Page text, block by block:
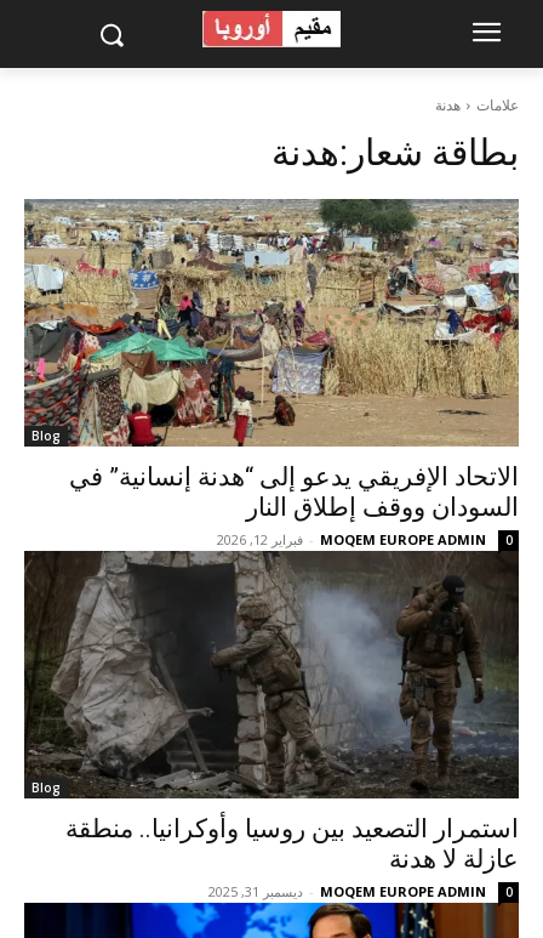
علامات هدنة
بطاقة شعار:هدنة
Blog
الاتحاد الإفريقي يدعو إلى “هدنة إنسانية” في
السودان ووقف إطلاق النار
MOQEM EUROPE ADMIN
- فبراير 12, 2026 0
Blog
استمرار التصعيد بين روسيا وأوكرانيا.. منطقة
عازلة لا هدنة
MOQEM EUROPE ADMIN
- ديسمبر 31, 2025 0